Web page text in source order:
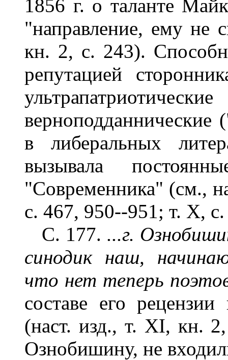
1856 г. о таланте
"направление, ему не
кн. 2, с. 243).
репутацией
верноподданнические
в либеральных
вызывала
"Современника" (см.,
с. 467, 950--951; т. X,
С. 177. ...г.
синодик наш,
что нет теперь
составе его
(наст. изд., т. XI, кн.
Ознобишину, не